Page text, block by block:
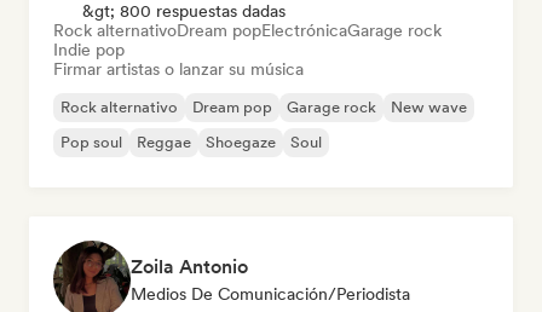
&gt; 800 respuestas dadas
Rock alternativoDream popElectrónicaGarage rock
Indie pop
Firmar artistas o lanzar su música
Rock alternativo Dream pop Garage rock
New wave
Pop soul
Reggae Shoegaze Soul
Zoila Antonio
Medios De Comunicación/Periodista